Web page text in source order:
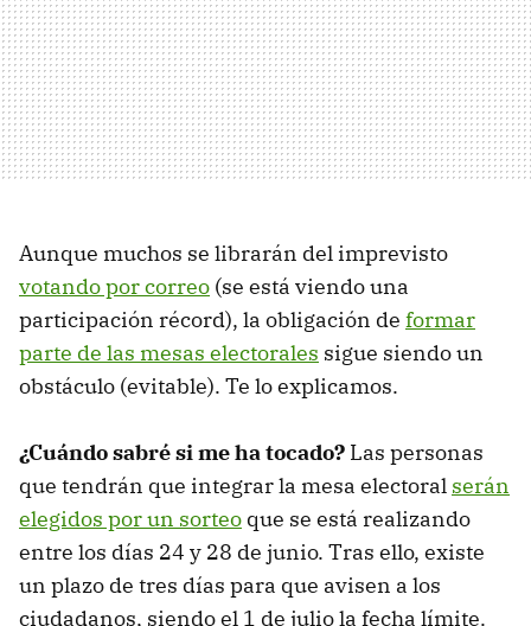
Aunque muchos se librarán del imprevisto
votando por correo (se está viendo una
participación récord), la obligación de formar
parte de las mesas electorales sigue siendo un
obstáculo (evitable). Te lo explicamos.
¿Cuándo sabré si me ha tocado? Las personas
que tendrán que integrar la mesa electoral serán
elegidos por un sorteo que se está realizando
entre los días 24 y 28 de junio. Tras ello, existe
un plazo de tres días para que avisen a los
ciudadanos, siendo el 1 de julio la fecha límite.